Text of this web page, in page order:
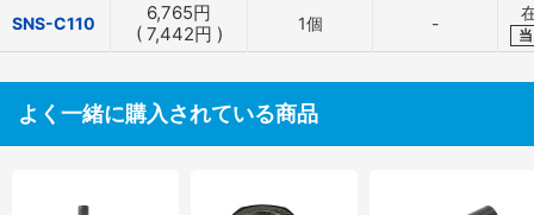
SNS-C110 6,765円
( 7,442円 ) 1個 -
よく一緒に購入されている商品